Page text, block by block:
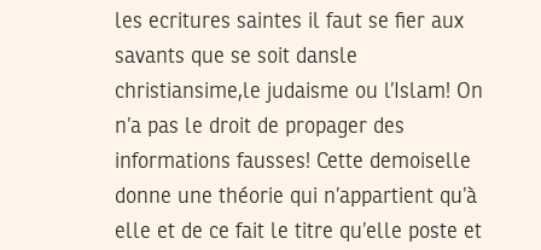
les ecritures saintes il faut se fier aux
savants que se soit dansle
christiansime,le judaisme ou l’Islam! On
n’a pas le droit de propager des
informations fausses! Cette demoiselle
donne une théorie qui n’appartient qu’à
elle et de ce fait le titre qu’elle poste et